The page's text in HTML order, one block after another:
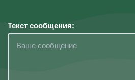
Текст сообщения: